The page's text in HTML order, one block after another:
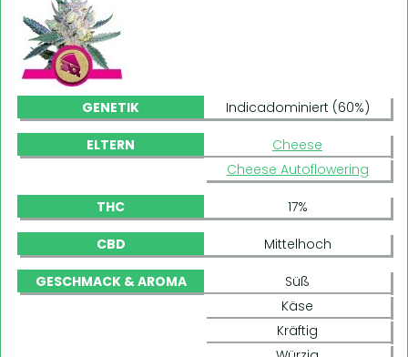
GENETIK Indicadominiert (60%)
ELTERN
Cheese
Cheese Autoflowering
THC 17%
CBD Mittelhoch
GESCHMACK & AROMA
Süß
Käse
Kräftig